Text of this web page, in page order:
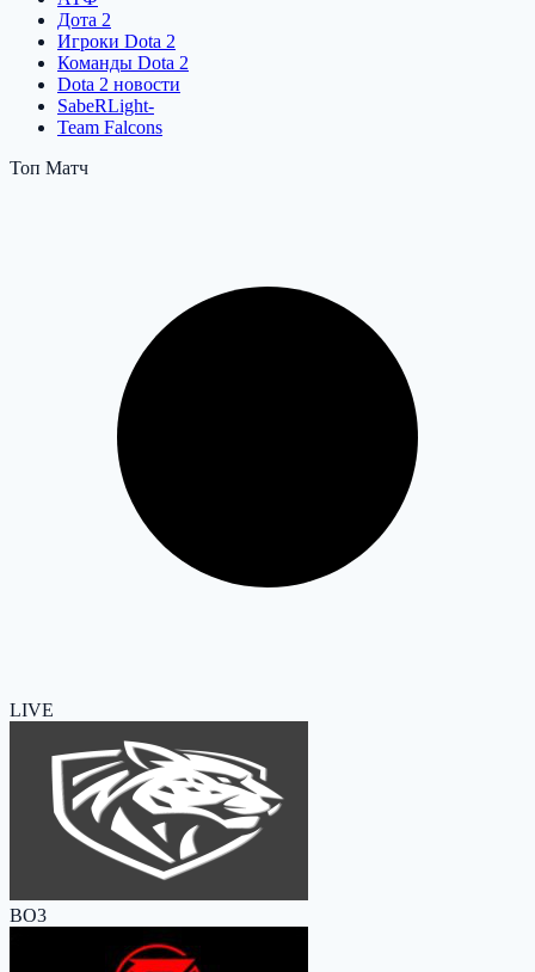
Дота 2
Игроки Dota 2
Команды Dota 2
Dota 2 новости
SabeRLight-
Team Falcons
Топ Матч
LIVE
BO3